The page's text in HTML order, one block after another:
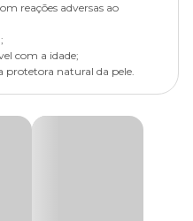
reações adversas ao
com a idade;
protetora natural da pele.